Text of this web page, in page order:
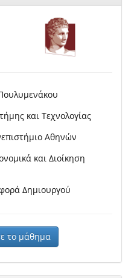
και Τεχνολογίας
Αθηνών
και Διοίκηση
Δημιουργού
το μάθημα